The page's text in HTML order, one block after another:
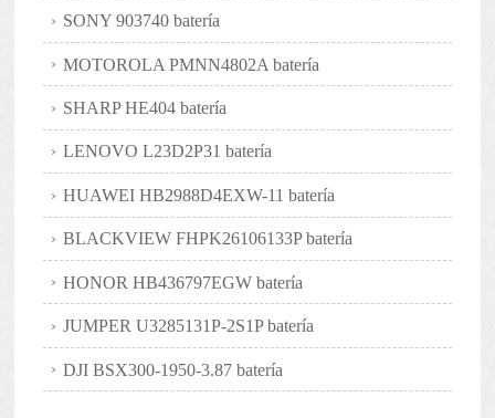
SONY 903740 batería
MOTOROLA PMNN4802A batería
SHARP HE404 batería
LENOVO L23D2P31 batería
HUAWEI HB2988D4EXW-11 batería
BLACKVIEW FHPK26106133P batería
HONOR HB436797EGW batería
JUMPER U3285131P-2S1P batería
DJI BSX300-1950-3.87 batería